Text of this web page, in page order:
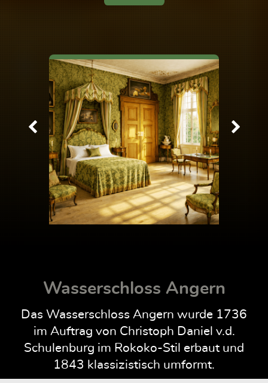
Wasserschloss Angern
Das Wasserschloss Angern wurde 1736
im Auftrag von Christoph Daniel v.d.
Schulenburg im Rokoko-Stil erbaut und
1843 klassizistisch umformt.